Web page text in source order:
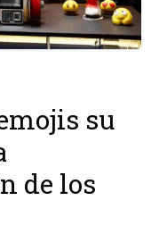
su
de los